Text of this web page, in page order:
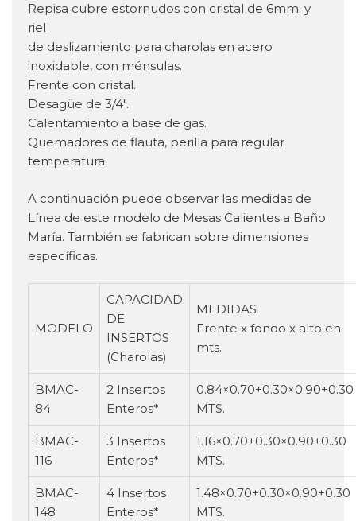
Repisa cubre estornudos con cristal de 6mm. y
riel
de deslizamiento para charolas en acero
inoxidable, con ménsulas.
Frente con cristal.
Desagüe de 3/4″.
Calentamiento a base de gas.
Quemadores de flauta, perilla para regular
temperatura.
A continuación puede observar las medidas de
Línea de este modelo de Mesas Calientes a Baño
María. También se fabrican sobre dimensiones
específicas.
MODELO
CAPACIDAD
DE
INSERTOS
(Charolas)
MEDIDAS
Frente x fondo x alto en
mts.
BMAC-
84
2 Insertos
Enteros*
0.84×0.70+0.30×0.90+0.30
MTS.
BMAC-
116
3 Insertos
Enteros*
1.16×0.70+0.30×0.90+0.30
MTS.
BMAC-
148
4 Insertos
Enteros*
1.48×0.70+0.30×0.90+0.30
MTS.